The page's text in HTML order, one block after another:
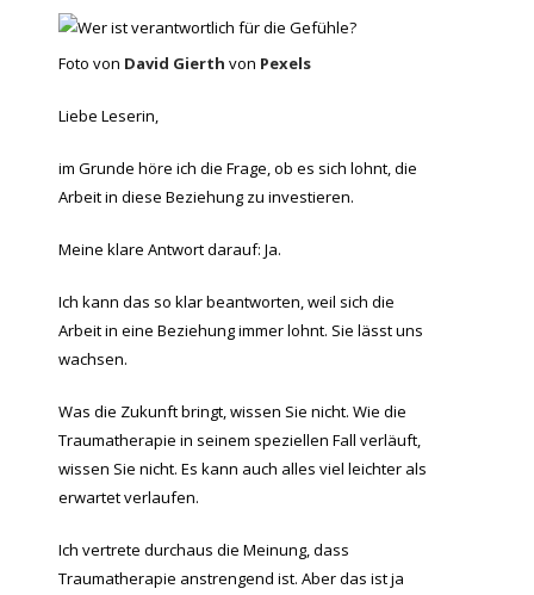
Foto von David Gierth von Pexels
Liebe Leserin,
im Grunde höre ich die Frage, ob es sich lohnt, die
Arbeit in diese Beziehung zu investieren.
Meine klare Antwort darauf: Ja.
Ich kann das so klar beantworten, weil sich die
Arbeit in eine Beziehung immer lohnt. Sie lässt uns
wachsen.
Was die Zukunft bringt, wissen Sie nicht. Wie die
Traumatherapie in seinem speziellen Fall verläuft,
wissen Sie nicht. Es kann auch alles viel leichter als
erwartet verlaufen.
Ich vertrete durchaus die Meinung, dass
Traumatherapie anstrengend ist. Aber das ist ja